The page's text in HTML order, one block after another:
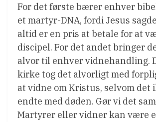
For det første bærer enhver
et martyr-DNA, fordi Jesus
altid er en pris at betale for at
discipel. For det andet bringer
alvor til enhver vidnehandling.
kirke tog det alvorligt med
at vidne om Kristus, selvom det
endte med døden. Gør vi det
Martyrer eller vidner kan være